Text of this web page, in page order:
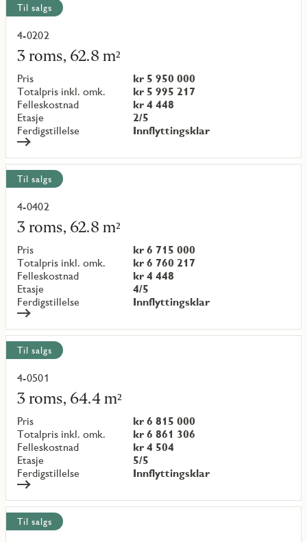
Vis
alle
objekt
Til salgs
4-0202
3 roms, 62.8 m²
Pris
kr 5 950 000
Totalpris inkl. omk.
kr 5 995 217
Felleskostnad
kr 4 448
Etasje
2/5
Ferdigstillelse
Innflyttingsklar
Les
mer
om
objekt
{objectNumber}
Til salgs
4-0402
3 roms, 62.8 m²
Pris
kr 6 715 000
Totalpris inkl. omk.
kr 6 760 217
Felleskostnad
kr 4 448
Etasje
4/5
Ferdigstillelse
Innflyttingsklar
Les
mer
om
objekt
{objectNumber}
Til salgs
4-0501
3 roms, 64.4 m²
Pris
kr 6 815 000
Totalpris inkl. omk.
kr 6 861 306
Felleskostnad
kr 4 504
Etasje
5/5
Ferdigstillelse
Innflyttingsklar
Les
mer
om
objekt
{objectNumber}
Til salgs